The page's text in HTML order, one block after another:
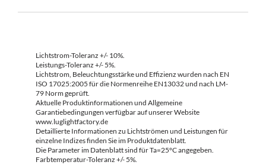
Lichtstrom-Toleranz +/- 10%.
Leistungs-Toleranz +/- 5%.
Lichtstrom, Beleuchtungsstärke und Effizienz wurden nach EN
ISO 17025:2005 für die Normenreihe EN13032 und nach LM-
79 Norm geprüft.
Aktuelle Produktinformationen und Allgemeine
Garantiebedingungen verfügbar auf unserer Website
www.luglightfactory.de
Detaillierte Informationen zu Lichtströmen und Leistungen für
einzelne Indizes finden Sie im Produktdatenblatt.
Die Parameter im Datenblatt sind für Ta=25°C angegeben.
Farbtemperatur-Toleranz +/- 5%.